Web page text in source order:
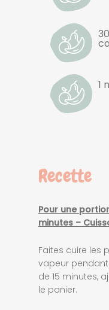
1
Recette
Pour une
minutes –
Faites cuire les
vapeur
de 15 minutes,
le panier.